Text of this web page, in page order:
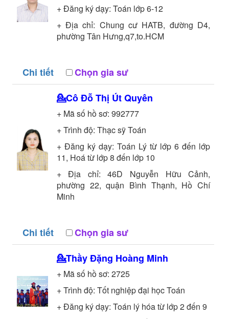
+ Đăng ký dạy: Toán lớp 6-12
+ Địa chỉ: Chung cư HATB, đường D4,
phường Tân Hưng,q7,to.HCM
Chi tiết
Chọn gia sư
💁CôĐỗ Thị Út Quyên
+ Mã số hồ sơ: 992777
+ Trình độ: Thạc sỹToán
+ Đăng ký dạy: Toán Lý từ lớp 6 đến lớp
11, Hoá từ lớp 8 đến lớp 10
+ Địa chỉ: 46D Nguyễn Hữu Cảnh,
phường 22, quận Bình Thạnh, Hồ Chí
Minh
Chi tiết
Chọn gia sư
💁ThầyĐặng Hoàng Minh
+ Mã số hồ sơ: 2725
+ Trình độ: Tốt nghiệp đại họcToán
+ Đăng ký dạy: Toán lý hóa từ lớp 2 đến 9